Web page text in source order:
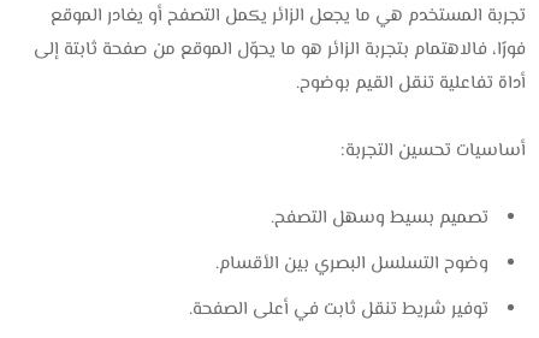
تجربة المستخدم هي ما يجعل الزائر يكمل التصفح أو يغادر الموقع
فورًا، فالاهتمام بتجربة الزائر هو ما يحوّل الموقع من صفحة ثابتة إلى
أداة تفاعلية تنقل القيم بوضوح.
أساسيات تحسين التجربة:
تصميم بسيط وسهل التصفح.
وضوح التسلسل البصري بين الأقسام.
توفير شريط تنقل ثابت في أعلى الصفحة.